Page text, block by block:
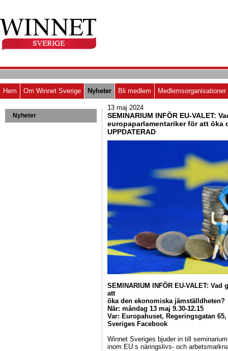
Hem Om Winnet Sverige Nyheter Bli medlem Medlemsorganisationer
Nyheter
13 maj 2024
SEMINARIUM INFÖR EU-VALET:
europaparlamentariker för att öka
UPPDATERAD
SEMINARIUM INFÖR EU-VALET:
att
öka den ekonomiska jämställdheten?
När: måndag 13 maj 9.30-12.15
Var: Europahuset, Regeringsgatan
Sveriges Facebook
Winnet Sveriges bjuder in till
inom EU:s näringslivs- och